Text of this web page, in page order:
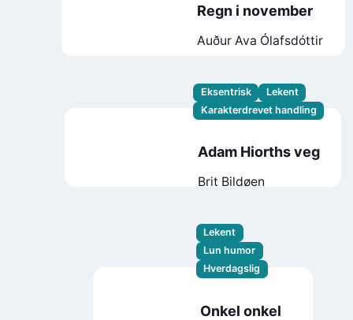
Regn i november
Auður Ava Ólafsdóttir
Eksentrisk
Lekent
Karakterdrevet handling
Adam Hiorths veg
Brit Bildøen
Lekent
Lun humor
Hverdagslig
Onkel onkel